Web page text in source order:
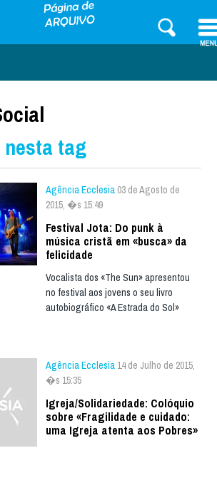
tag
Agência Ecclesia 03 de Agosto de
2015, �s 15:49
Festival Jota: Do punk à
música cristã em «busca» da
felicidade
Vocalista dos «The Sun» apresentou
no festival aos jovens o seu livro
autobiográfico «A Estrada do Sol»
Agência Ecclesia 14 de Julho de 2015,
�s 15:35
Igreja/Solidariedade: Colóquio
sobre «Fragilidade e cuidado:
uma Igreja atenta aos Pobres»